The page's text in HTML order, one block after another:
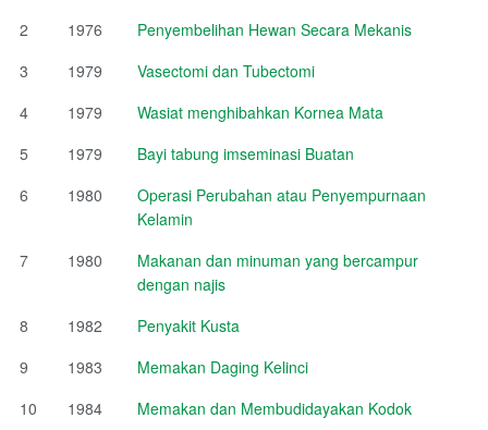
2
1976
Penyembelihan Hewan Secara Mekanis
3
1979
Vasectomi dan Tubectomi
4
1979
Wasiat menghibahkan Kornea Mata
5
1979
Bayi tabung imseminasi Buatan
6
1980
Operasi Perubahan atau Penyempurnaan
Kelamin
7
1980
Makanan dan minuman yang bercampur
dengan najis
8
1982
Penyakit Kusta
9
1983
Memakan Daging Kelinci
10
1984 Memakan dan Membudidayakan Kodok